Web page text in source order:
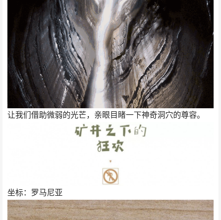
让我们借助微弱的光芒，亲眼目睹一下神奇洞穴的尊容。
坐标：罗马尼亚